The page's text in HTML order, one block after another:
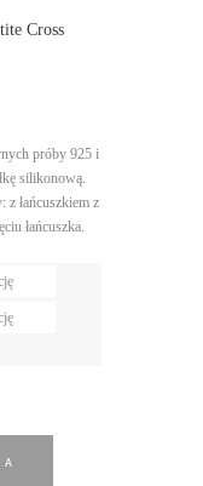
Cross
próby 925 i
silikonową.
z łańcuszkiem z
łańcuszka.